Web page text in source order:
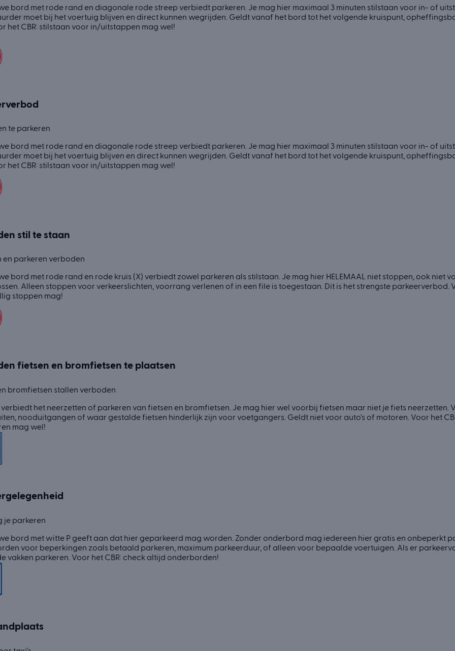
bord met rode rand en diagonale rode streep verbiedt parkeren. Je mag hier maximaal 3 minuten stilstaan voor in- of
moet bij het voertuig blijven en direct kunnen wegrijden. Geldt vanaf het bord tot het volgende kruispunt,
het CBR: stilstaan voor in/uitstappen mag wel!
te parkeren
bord met rode rand en diagonale rode streep verbiedt parkeren. Je mag hier maximaal 3 minuten stilstaan voor in- of
moet bij het voertuig blijven en direct kunnen wegrijden. Geldt vanaf het bord tot het volgende kruispunt,
het CBR: stilstaan voor in/uitstappen mag wel!
stil te staan
en parkeren verboden
bord met rode rand en rode kruis (X) verbiedt zowel parkeren als stilstaan. Je mag hier HELEMAAL niet stoppen, ook niet
Alleen stoppen voor verkeerslichten, voorrang verlenen of in een file is toegestaan. Dit is het strengste parkeerverbod.
stoppen mag!
fietsen en bromfietsen te plaatsen
bromfietsen stallen verboden
het neerzetten of parkeren van fietsen en bromfietsen. Je mag hier wel voorbij fietsen maar niet je fiets neerzetten.
nooduitgangen of waar gestalde fietsen hinderlijk zijn voor voetgangers. Geldt niet voor auto's of motoren. Voor het
mag wel!
je parkeren
bord met witte P geeft aan dat hier geparkeerd mag worden. Zonder onderbord mag iedereen hier gratis en onbeperkt
voor beperkingen zoals betaald parkeren, maximum parkeerduur, of alleen voor bepaalde voertuigen. Als er
vakken parkeren. Voor het CBR: check altijd onderborden!